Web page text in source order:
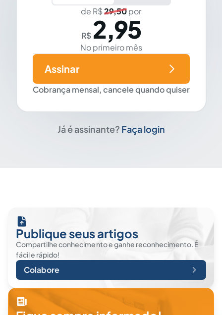
de R$29,50por
R$ 2,95
No primeiro mês
Cobrança mensal, cancele quando quiser
Assinar
Já é assinante? Faça login
Publique seus artigos
Compartilhe conhecimento e ganhe reconhecimento. É
fácil e rápido!
Colabore